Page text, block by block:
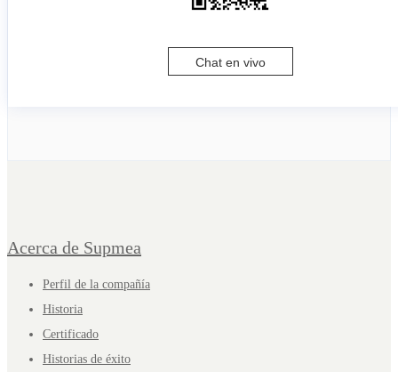
Chat en vivo
Acerca de Supmea
Perfil de la compañía
Historia
Certificado
Historias de éxito